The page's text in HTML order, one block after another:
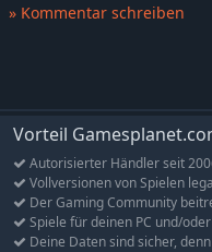
» Kommentar schreiben
Vorteil
Autorisierter Händler seit
Vollversionen von Spielen
Der Gaming Community
Spiele für deinen PC und/
Deine Daten sind sicher,